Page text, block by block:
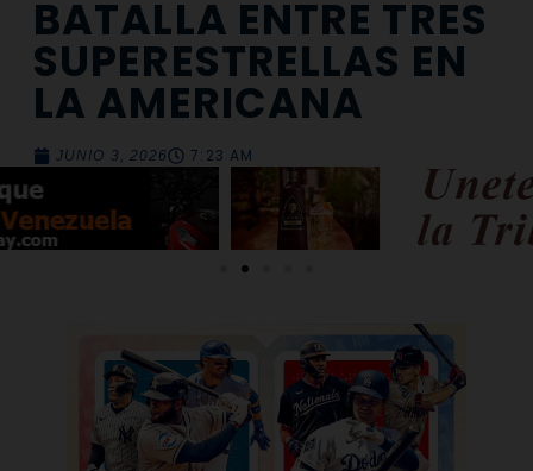
BATALLA ENTRE TRES
SUPERESTRELLAS EN
LA AMERICANA
JUNIO 3, 2026 7:23 AM